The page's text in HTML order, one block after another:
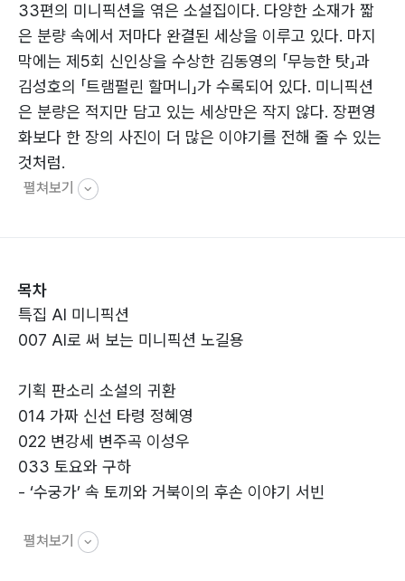
33편의 미니픽션을 엮은 소설집이다. 다양한 소재가 짧
은 분량 속에서 저마다 완결된 세상을 이루고 있다. 마지
막에는 제5회 신인상을 수상한 김동영의 「무능한 탓」과
김성호의 「트램펄린 할머니」가 수록되어 있다. 미니픽션
은 분량은 적지만 담고 있는 세상만은 작지 않다. 장편영
화보다 한 장의 사진이 더 많은 이야기를 전해 줄 수 있는
것처럼.
펼쳐보기
목차
특집 AI 미니픽션
007 AI로 써 보는 미니픽션 노길용
기획 판소리 소설의 귀환
014 가짜 신선 타령 정혜영
022 변강세 변주곡 이성우
033 ‌토요와 구하
- ‘수궁가’ 속 토끼와 거북이의 후손 이야기 서빈
미니픽션 우리들의 기억법
펼쳐보기